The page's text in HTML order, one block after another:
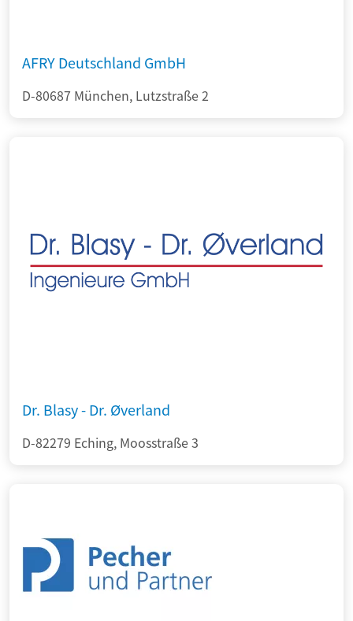
AFRY Deutschland GmbH
D-80687 München, Lutzstraße 2
Dr. Blasy - Dr. Øverland
D-82279 Eching, Moosstraße 3